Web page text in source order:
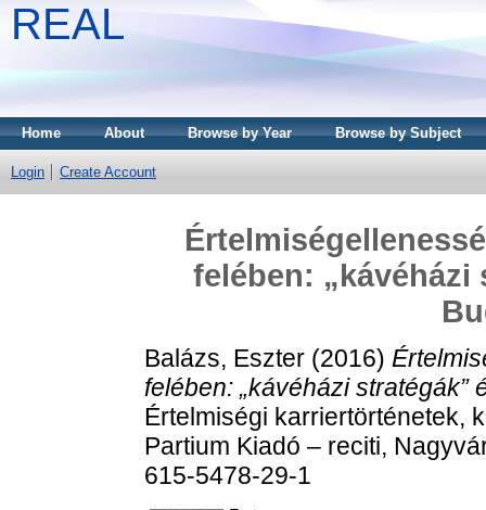
REAL
Home About Browse by Year Browse by Subject
Login Create Account
felében: „kávéházi
Balázs, Eszter (2016)
felében: „kávéházi stratégák”
Értelmiségi karriertörténetek,
Partium Kiadó – reciti,
615-5478-29-1